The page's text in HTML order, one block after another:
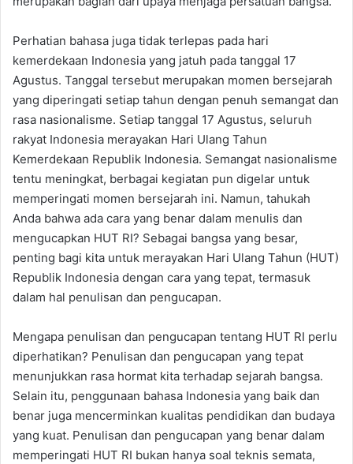
Perhatian bahasa juga tidak terlepas pada hari
kemerdekaan Indonesia yang jatuh pada tanggal 17
Agustus. Tanggal tersebut merupakan momen bersejarah
yang diperingati setiap tahun dengan penuh semangat dan
rasa nasionalisme. Setiap tanggal 17 Agustus, seluruh
rakyat Indonesia merayakan Hari Ulang Tahun
Kemerdekaan Republik Indonesia. Semangat nasionalisme
tentu meningkat, berbagai kegiatan pun digelar untuk
memperingati momen bersejarah ini. Namun, tahukah
Anda bahwa ada cara yang benar dalam menulis dan
mengucapkan HUT RI? Sebagai bangsa yang besar,
penting bagi kita untuk merayakan Hari Ulang Tahun (HUT)
Republik Indonesia dengan cara yang tepat, termasuk
dalam hal penulisan dan pengucapan.
Mengapa penulisan dan pengucapan tentang HUT RI perlu
diperhatikan? Penulisan dan pengucapan yang tepat
menunjukkan rasa hormat kita terhadap sejarah bangsa.
Selain itu, penggunaan bahasa Indonesia yang baik dan
benar juga mencerminkan kualitas pendidikan dan budaya
yang kuat. Penulisan dan pengucapan yang benar dalam
memperingati HUT RI bukan hanya soal teknis semata,